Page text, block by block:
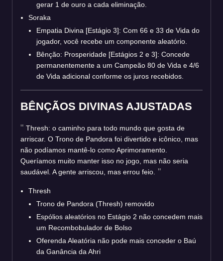
gerar 1 de ouro a cada eliminação.
Soraka
Empatia Divina [Estágio 3]: Com 66 e 33 de Vida do
jogador, você recebe um componente aleatório.
Bênção: Prosperidade [Estágios 2 e 3]: Concede
permanentemente a um Campeão 80 de Vida e 4/6
de Vida adicional conforme os juros recebidos.
BÊNÇÃOS DIVINAS AJUSTADAS
Thresh: o caminho para todo mundo que gosta de
arriscar. O Trono de Pandora foi divertido e icônico, mas
não podíamos mantê-lo como Aprimoramento.
Queríamos muito manter isso no jogo, mas não seria
saudável. A gente arriscou, mas errou feio.
Thresh
Trono de Pandora (Thresh) removido
Espólios aleatórios no Estágio 2 não concedem mais
um Recombobulador de Bolso
Oferenda Aleatória não pode mais conceder o Baú
da Ganância da Ahri